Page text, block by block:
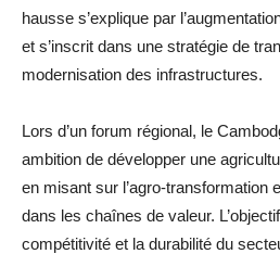
hausse s’explique par
et s’inscrit dans une stratégie de
modernisation des infrastructures.
Lors d’un forum régional, le
ambition de développer une
en misant sur l’agro-transformation
dans les chaînes de valeur.
compétitivité et la durabilité du